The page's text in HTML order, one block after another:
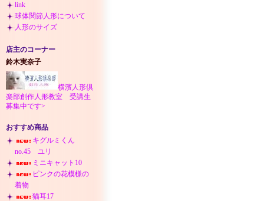
link
球体関節人形について
人形のサイズ
店主のコーナー
鈴木実奈子
横濱人形倶
楽部創作人形教室 受講生
募集中です>
おすすめ商品
キグルミくん
no.45 ユリ
ミニキャット10
ピンクの花模様の
着物
猫耳17